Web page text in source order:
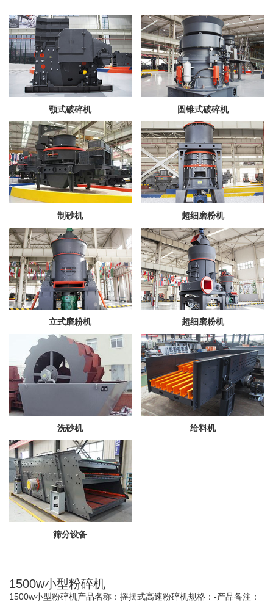
颚式破碎机 圆锥式破碎机
制砂机 超细磨粉机
立式磨粉机 超细磨粉机
洗砂机 给料机
筛分设备
1500w小型粉碎机
1500w小型粉碎机产品名称：摇摆式高速粉碎机规格：-产品备注：